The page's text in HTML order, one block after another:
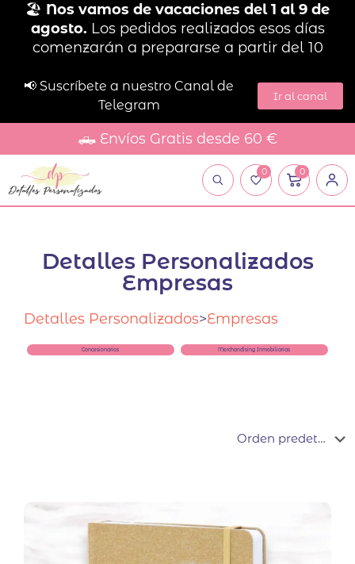
🏖️ Nos vamos de vacaciones del 1 al 9 de
agosto. Los pedidos realizados esos días
comenzarán a prepararse a partir del 10
📢 Suscríbete a nuestro Canal de
Telegram
Ir al canal
🛻 Envíos Gratis desde 60 €
0 0
Detalles Personalizados
Empresas
Detalles Personalizados>Empresas
Concesionarios Merchandising Inmobiliarias